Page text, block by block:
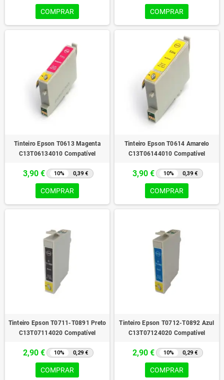
COMPRAR COMPRAR
Tinteiro Epson T0613 Magenta
C13T06134010 Compatível
3,90 € 10% 0,39 €
COMPRAR
Tinteiro Epson T0614 Amarelo
C13T06144010 Compatível
3,90 € 10% 0,39 €
COMPRAR
Tinteiro Epson T0711-T0891 Preto
C13T07114020 Compatível
2,90 € 10% 0,29 €
COMPRAR
Tinteiro Epson T0712-T0892 Azul
C13T07124020 Compatível
2,90 € 10% 0,29 €
COMPRAR